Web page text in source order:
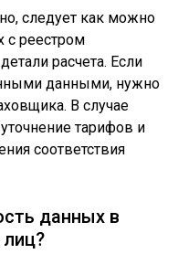
следует как можно
с реестром
расчета. Если
данными, нужно
В случае
тарифов и
соответствия
данных в